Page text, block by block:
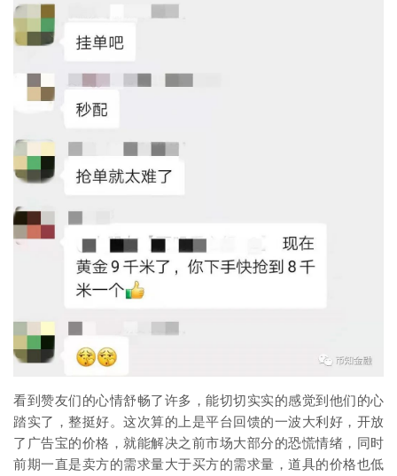
看到赞友们的心情舒畅了许多，能切切实实的感觉到他们的心
踏实了，整挺好。这次算的上是平台回馈的一波大利好，开放
了广告宝的价格，就能解决之前市场大部分的恐慌情绪，同时
前期一直是卖方的需求量大于买方的需求量，道具的价格也低